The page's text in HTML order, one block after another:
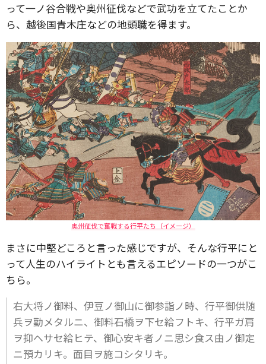
って一ノ谷合戦や奥州征伐などで武功を立てたことか
ら、越後国青木庄などの地頭職を得ます。
奥州征伐で奮戦する行平たち（イメージ）
まさに中堅どころと言った感じですが、そんな行平にと
って人生のハイライトとも言えるエピソードの一つがこ
ちら。
右大将ノ御料、伊豆ノ御山に御参詣ノ時、行平御供随
兵ヲ勤メタルニ、御料石橋ヲ下セ給フトキ、行平ガ肩
ヲ抑ヘサセ給ヒテ、御心安キ者ノニ思シ食ス由ノ御定
ニ預カリキ。面目ヲ施コシタリキ。